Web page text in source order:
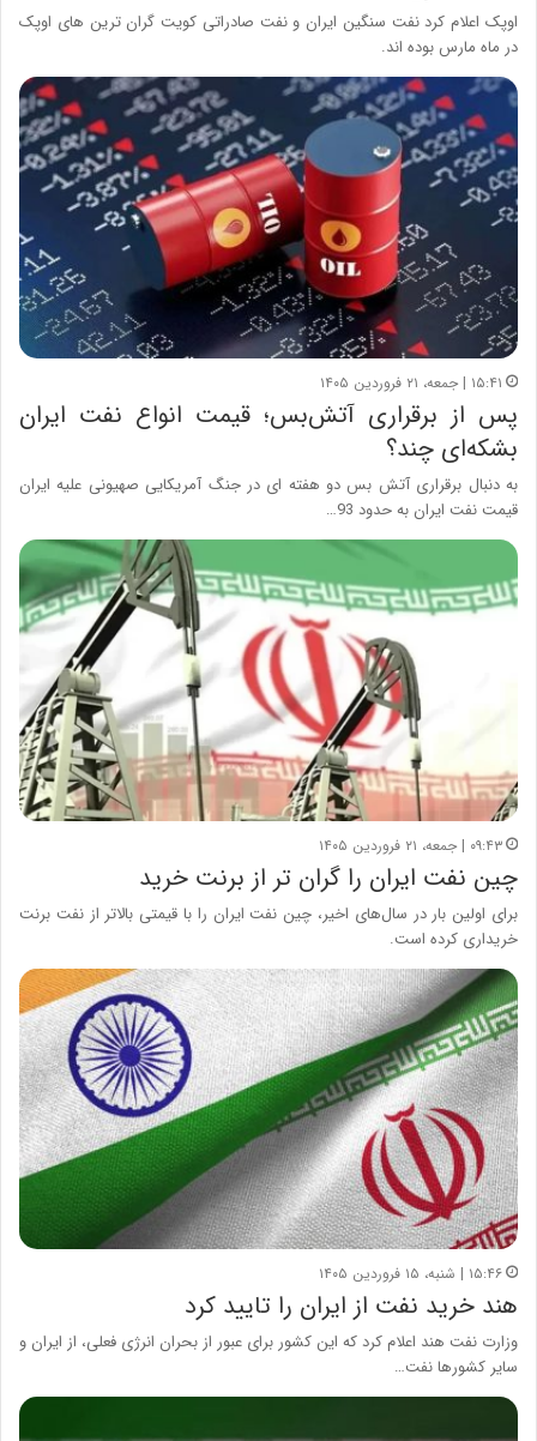
اوپک اعلام کرد نفت سنگین ایران و نفت صادراتی کویت گران ترین های اوپک
در ماه مارس بوده اند.
۱۵:۴۱ | جمعه، ۲۱ فروردین ۱۴۰۵
پس از برقراری آتش‌بس؛ قیمت انواع نفت ایران
بشکه‌ای چند؟
به دنبال برقراری آتش بس دو هفته ای در جنگ آمریکایی صهیونی علیه ایران
قیمت نفت ایران به حدود 93…
۰۹:۴۳ | جمعه، ۲۱ فروردین ۱۴۰۵
چین نفت ایران را گران تر از برنت خرید
برای اولین بار در سال‌های اخیر، چین نفت ایران را با قیمتی بالاتر از نفت برنت
خریداری کرده است.
۱۵:۴۶ | شنبه، ۱۵ فروردین ۱۴۰۵
هند خرید نفت از ایران را تایید کرد
وزارت نفت هند اعلام کرد که این کشور برای عبور از بحران انرژی فعلی، از ایران و
سایر کشورها نفت…